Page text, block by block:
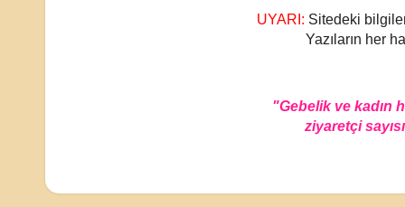
UYARI: Sitedeki
Yazıların her
"Gebelik ve kadın
ziyaretçi